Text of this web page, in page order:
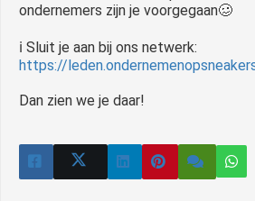
ondernemers zijn je voorgegaan🥴
ℹ️ Sluit je aan bij ons netwerk:
https://
Dan zien we je daar!